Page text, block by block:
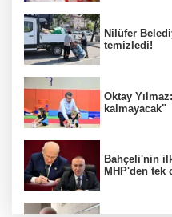
Nilüfer
temizledi!
Oktay
kalmayacak"
Bahçeli'nin
MHP'den tek